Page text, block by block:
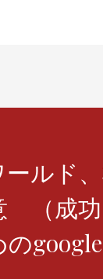
ルド
（成
google